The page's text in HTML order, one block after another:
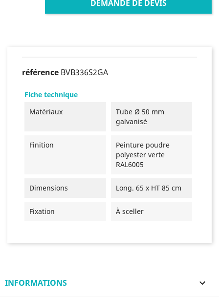
DEMANDE DE DEVIS
référence BVB336S2GA
Fiche technique
Matériaux
Tube Ø 50 mm
galvanisé
Finition
Peinture poudre
polyester verte
RAL6005
Dimensions Long. 65 x HT 85 cm
Fixation À sceller
INFORMATIONS 